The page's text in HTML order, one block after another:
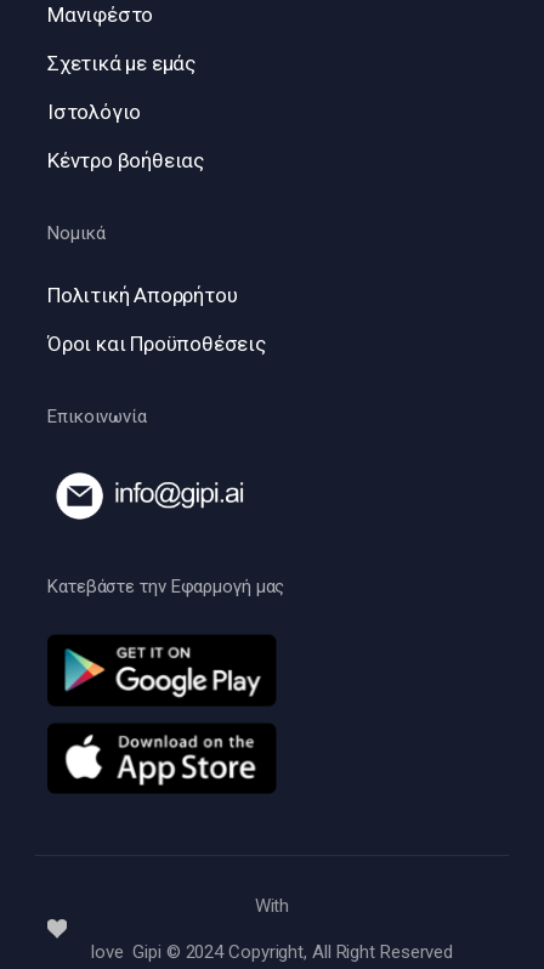
Μανιφέστο
Σχετικά με εμάς
Ιστολόγιο
Κέντρο βοήθειας
Νομικά
Πολιτική Απορρήτου
Όροι και Προϋποθέσεις
Επικοινωνία
Κατεβάστε την Εφαρμογή μας
With
love Gipi © 2024 Copyright, All Right Reserved